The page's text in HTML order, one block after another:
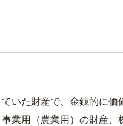
いた財産で、金銭的に
業用（農業用）の財産